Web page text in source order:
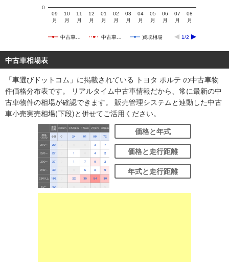
中古車… 中古車… 買取相場 1/2
09
月
10
月
11
月
12
月
01
月
02
月
03
月
04
月
05
月
06
月
07
月
08
月
0
中古車相場表
「車選びドットコム」に掲載されている トヨタ ポルテ の中古車物
件価格分布表です。 リアルタイム中古車情報だから、常に最新の中
古車物件の相場が確認できます。 販売管理システムと連動した中古
車小売実売相場(下段)と併せてご活用ください。
価格と年式
価格と走行距離
年式と走行距離